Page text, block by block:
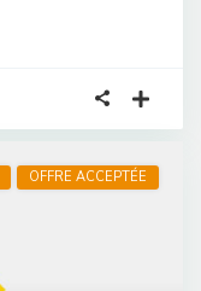
OFFRE ACCEPTÉE